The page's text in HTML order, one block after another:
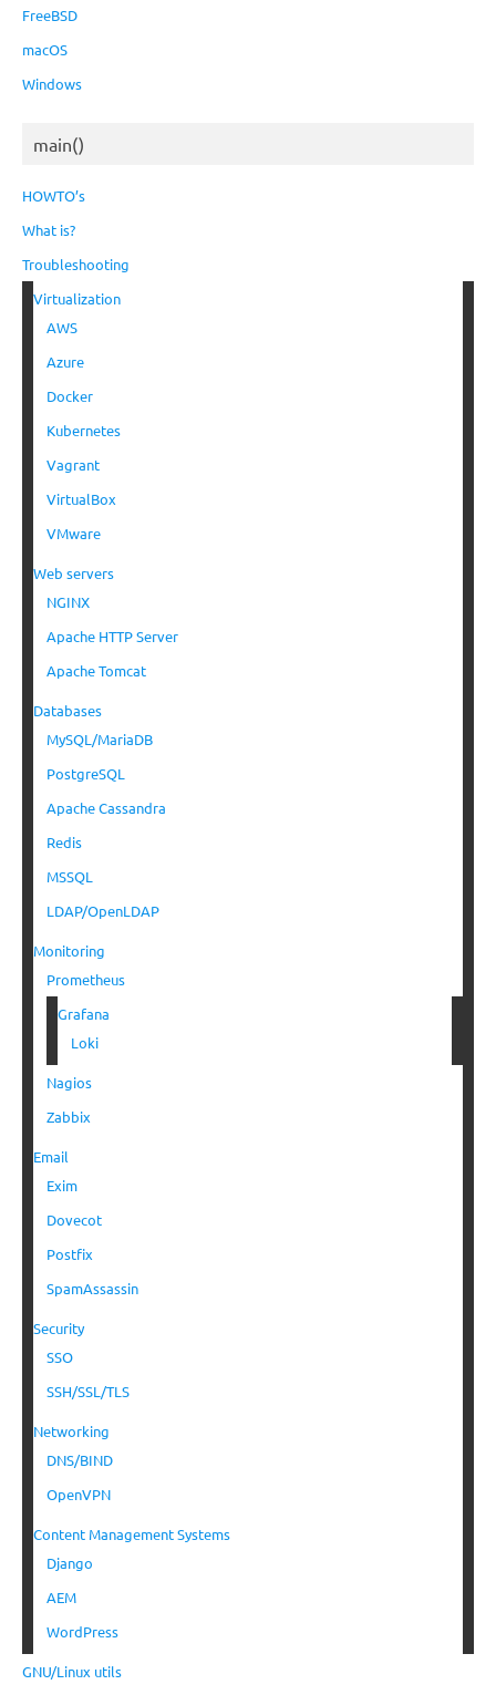
FreeBSD
macOS
Windows
main()
HOWTO’s
What is?
Troubleshooting
Virtualization
AWS
Azure
Docker
Kubernetes
Vagrant
VirtualBox
VMware
Web servers
NGINX
Apache HTTP Server
Apache Tomcat
Databases
MySQL/MariaDB
PostgreSQL
Apache Cassandra
Redis
MSSQL
LDAP/OpenLDAP
Monitoring
Prometheus
Grafana
Loki
Nagios
Zabbix
Email
Exim
Dovecot
Postfix
SpamAssassin
Security
SSO
SSH/SSL/TLS
Networking
DNS/BIND
OpenVPN
Content Management Systems
Django
AEM
WordPress
GNU/Linux utils